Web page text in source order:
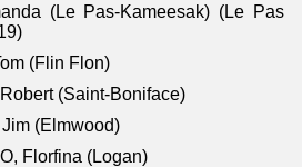
(Le Pas-Kameesak) (Le Pas
(Flin Flon)
(Saint-Boniface)
Jim (Elmwood)
Florfina (Logan)